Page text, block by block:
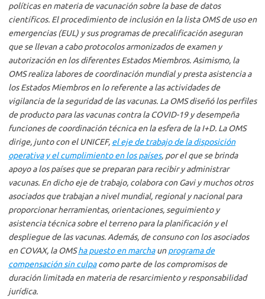
políticas en materia de vacunación sobre la base de datos
científicos. El procedimiento de inclusión en la lista OMS de uso en
emergencias (EUL) y sus programas de precalificación aseguran
que se llevan a cabo protocolos armonizados de examen y
autorización en los diferentes Estados Miembros. Asimismo, la
OMS realiza labores de coordinación mundial y presta asistencia a
los Estados Miembros en lo referente a las actividades de
vigilancia de la seguridad de las vacunas. La OMS diseñó los perfiles
de producto para las vacunas contra la COVID-19 y desempeña
funciones de coordinación técnica en la esfera de la I+D. La OMS
dirige, junto con el UNICEF, el eje de trabajo de la disposición
operativa y el cumplimiento en los países, por el que se brinda
apoyo a los países que se preparan para recibir y administrar
vacunas. En dicho eje de trabajo, colabora con Gavi y muchos otros
asociados que trabajan a nivel mundial, regional y nacional para
proporcionar herramientas, orientaciones, seguimiento y
asistencia técnica sobre el terreno para la planificación y el
despliegue de las vacunas. Además, de consuno con los asociados
en COVAX, la OMSha puesto en marchaunprograma de
compensación sin culpacomo parte de los compromisos de
duración limitada en materia de resarcimiento y responsabilidad
jurídica.